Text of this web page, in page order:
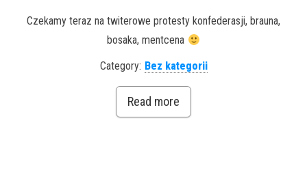
Czekamy teraz na twiterowe protesty konfederasji, brauna,
bosaka, mentcena
Category: Bez kategorii
Read more